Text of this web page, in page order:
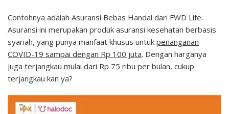
Contohnya adalah Asuransi Bebas Handal dari FWD Life.
Asuransi ini merupakan produk asuransi kesehatan berbasis
syariah, yang punya manfaat khusus untuk penanganan
COVID-19 sampai dengan Rp 100 juta. Dengan harganya
juga terjangkau mulai dari Rp 75 ribu per bulan, cukup
terjangkau kan ya?